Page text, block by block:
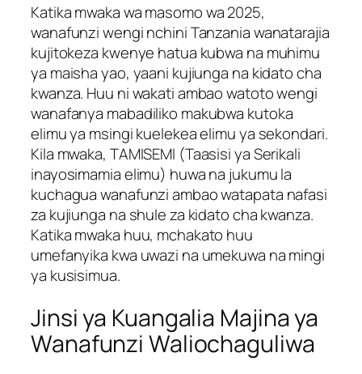
Katika mwaka wa masomo wa 2025,
wanafunzi wengi nchini Tanzania wanatarajia
kujitokeza kwenye hatua kubwa na muhimu
ya maisha yao, yaani kujiunga na kidato cha
kwanza. Huu ni wakati ambao watoto wengi
wanafanya mabadiliko makubwa kutoka
elimu ya msingi kuelekea elimu ya sekondari.
Kila mwaka, TAMISEMI (Taasisi ya Serikali
inayosimamia elimu) huwa na jukumu la
kuchagua wanafunzi ambao watapata nafasi
za kujiunga na shule za kidato cha kwanza.
Katika mwaka huu, mchakato huu
umefanyika kwa uwazi na umekuwa na mingi
ya kusisimua.
Jinsi ya Kuangalia Majina ya
Wanafunzi Waliochaguliwa